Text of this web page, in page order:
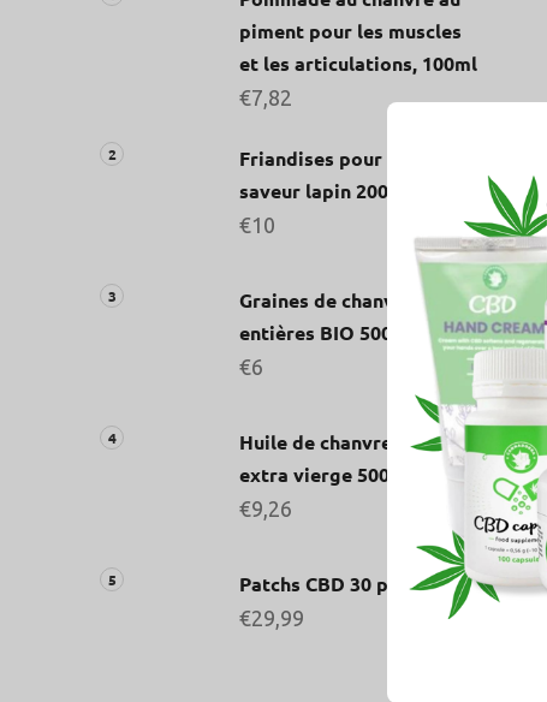
piment pour les muscles
et les articulations, 100ml
€7,82
Friandises pour chiens,
saveur lapin 200 g
€10
Graines de chanvre
entières BIO 500g
€6
Huile de chanvre BIO
extra vierge 500 ml
€9,26
Patchs CBD 30 pièces
€29,99